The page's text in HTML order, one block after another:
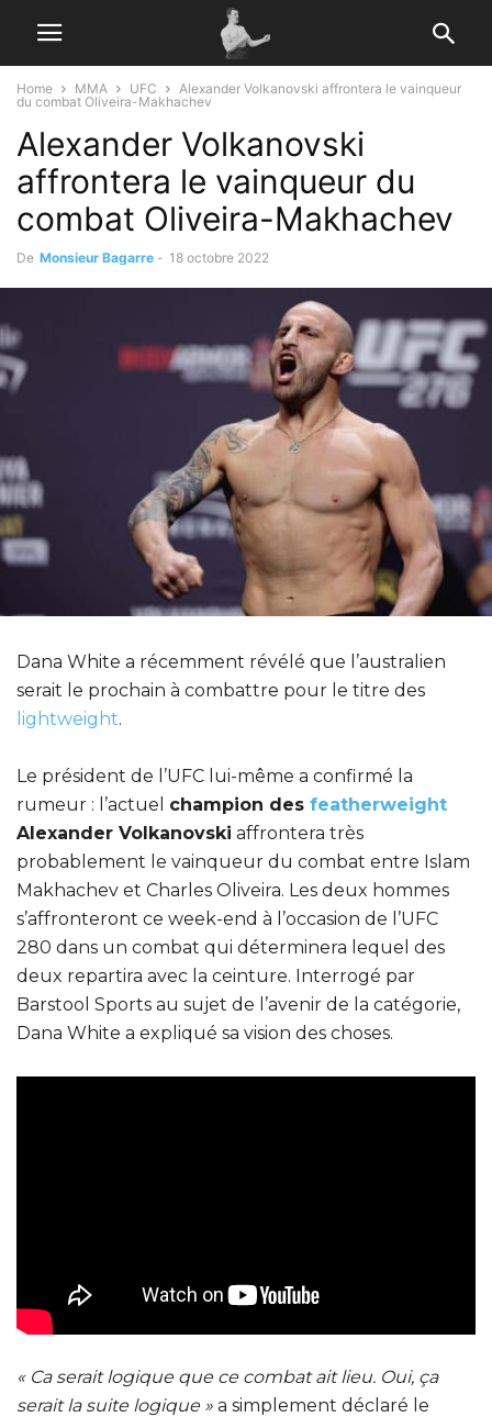
Home MMA UFC
Alexander Volkanovski affrontera le vainqueur
du combat Oliveira-Makhachev
Alexander Volkanovski
affrontera le vainqueur du
combat Oliveira-Makhachev
De Monsieur Bagarre - 18 octobre 2022
Dana White a récemment révélé que l’australien
serait le prochain à combattre pour le titre des
lightweight.
Le président de l’UFC lui-même a confirmé la
rumeur : l’actuel champion des featherweight
Alexander Volkanovski affrontera très
probablement le vainqueur du combat entre Islam
Makhachev et Charles Oliveira. Les deux hommes
s’affronteront ce week-end à l’occasion de l’UFC
280 dans un combat qui déterminera lequel des
deux repartira avec la ceinture. Interrogé par
Barstool Sports au sujet de l’avenir de la catégorie,
Dana White a expliqué sa vision des choses.
« Ca serait logique que ce combat ait lieu. Oui, ça
serait la suite logique » a simplement déclaré le